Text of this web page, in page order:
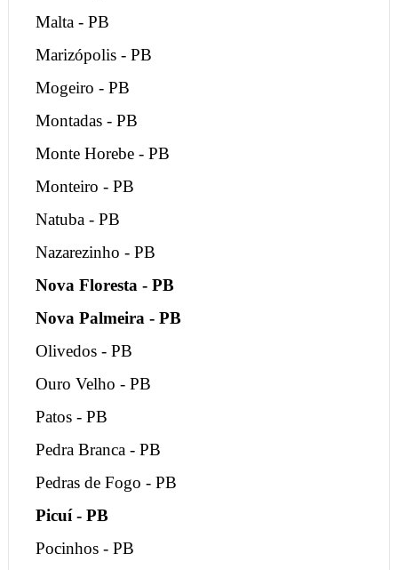
Malta - PB
Marizópolis - PB
Mogeiro - PB
Montadas - PB
Monte Horebe - PB
Monteiro - PB
Natuba - PB
Nazarezinho - PB
Nova Floresta - PB
Nova Palmeira - PB
Olivedos - PB
Ouro Velho - PB
Patos - PB
Pedra Branca - PB
Pedras de Fogo - PB
Picuí - PB
Pocinhos - PB